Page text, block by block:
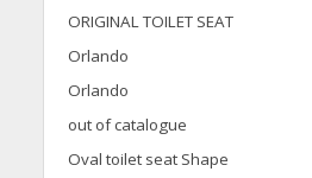
ORIGINAL TOILET SEAT
Orlando
Orlando
out of catalogue
Oval toilet seat Shape